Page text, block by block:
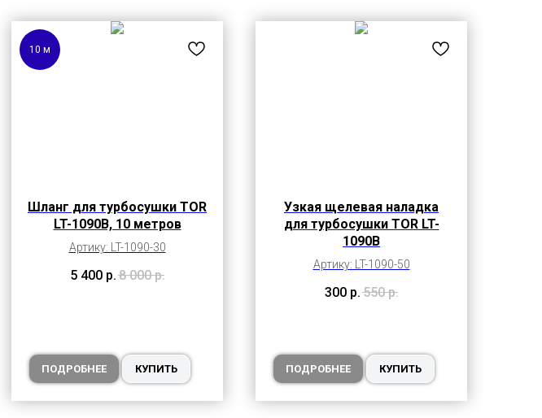
10 м
Шланг для турбосушки TOR
LT-1090B, 10 метров
Артику: LT-1090-30
5 400 р.8 000 р.
ПОДРОБНЕЕ КУПИТЬ
Узкая щелевая наладка
для турбосушки TOR LT-
1090B
Артику: LT-1090-50
300 р.550 р.
ПОДРОБНЕЕ КУПИТЬ